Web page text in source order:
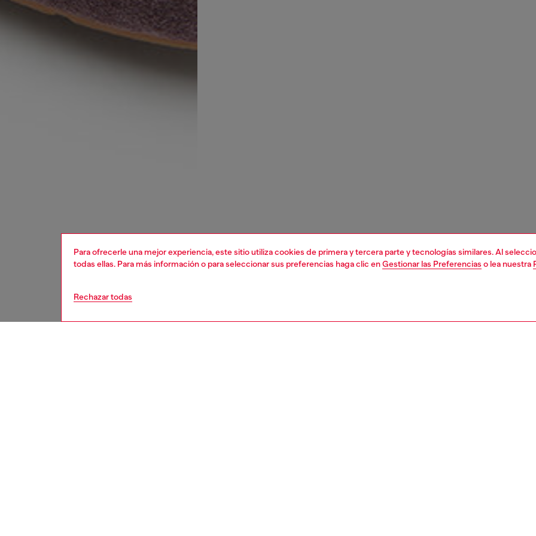
Para ofrecerle una mejor experiencia, este sitio utiliza cookies de primera y tercera parte y tecnologías similares. Al
todas ellas. Para más información o para seleccionar sus preferencias haga clic enGestionar las Preferencias o lea nuestra
Rechazar todas